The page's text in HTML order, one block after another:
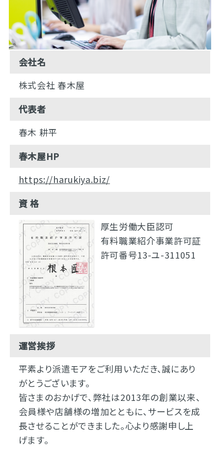
会社名
株式会社 春木屋
代表者
春木 耕平
春木屋HP
https://harukiya.biz/
資 格
厚生労働大臣認可
有料職業紹介事業許可証
許可番号13-ユ-311051
運営挨拶
平素より派遣モアをご利用いただき、誠にあり
がとうございます。
皆さまのおかげで、弊社は2013年の創業以来、
会員様や店舗様の増加とともに、サービスを成
長させることができました。心より感謝申し上
げます。